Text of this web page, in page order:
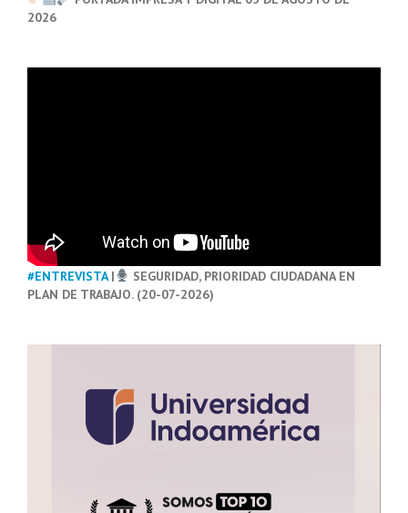
2026
#ENTREVISTA|
SEGURIDAD, PRIORIDAD CIUDADANA EN
PLAN DE TRABAJO. (20-07-2026)